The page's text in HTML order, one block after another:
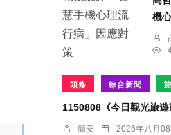
機
頭條 綜合新聞
1150808《今日觀光旅遊
簡安 2026年八月08